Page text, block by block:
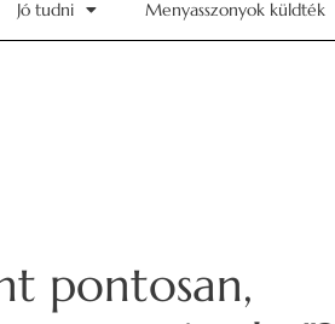
Jó tudni Menyasszonyok küldték
pontosan,